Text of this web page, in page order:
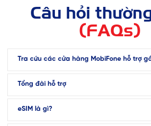
Câu hỏi
(FAQs)
Tra cứu các cửa hàng MobiFone hỗ trợ
Tổng đài hỗ trợ
eSIM là gì?